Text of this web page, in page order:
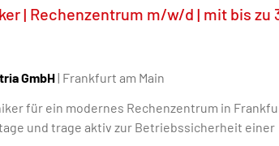
| Rechenzentrum m/w/d | mit bis zu
GmbH| Frankfurt am Main
für ein modernes Rechenzentrum in
und trage aktiv zur Betriebssicherheit einer